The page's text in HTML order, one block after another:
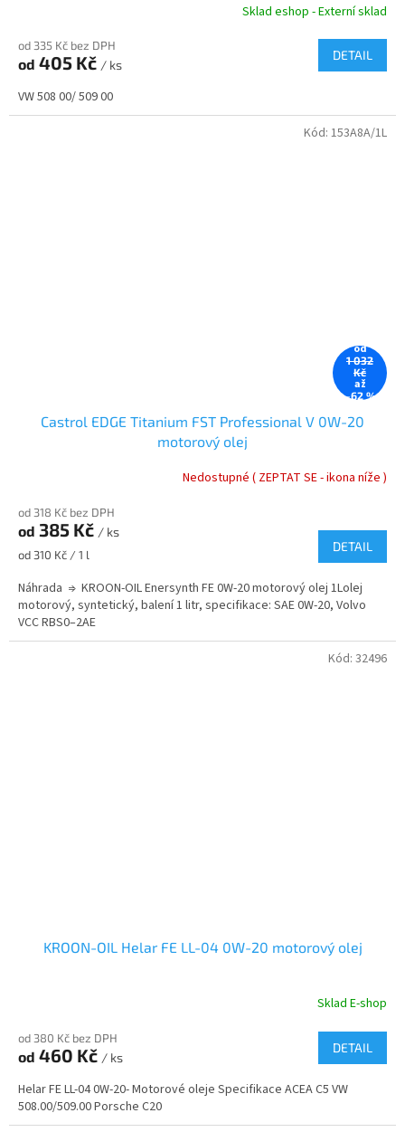
Sklad eshop - Externí sklad
od 335 Kč bez DPH
od 405 Kč / ks
DETAIL
VW 508 00/ 509 00
od
1 032
Kč
až
–62 %
Castrol EDGE Titanium FST Professional V 0W-20
motorový olej
Nedostupné ( ZEPTAT SE - ikona níže )
od 318 Kč bez DPH
od 385 Kč / ks
Měrná
od 310 Kč / 1 l
DETAIL
Náhrada ⇒ KROON-OIL Enersynth FE 0W-20 motorový olej 1Lolej
motorový, syntetický, balení 1 litr, specifikace: SAE 0W-20, Volvo
VCC RBS0–2AE
Kód: 153A8A/1L
KROON-OIL Helar FE LL-04 0W-20 motorový olej
Sklad E-shop
od 380 Kč bez DPH
od 460 Kč / ks
DETAIL
Helar FE LL-04 0W-20- Motorové oleje Specifikace ACEA C5 VW
508.00/509.00 Porsche C20
Kód: 32496